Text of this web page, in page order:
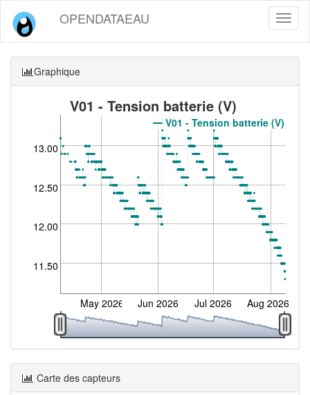
OPENDATAEAU
Graphique
V01 - Tension batterie (V)
V01 - Tension batterie (V)
11.50
12.00
12.50
13.00
May 2026 Jun 2026 Jul 2026 Aug 2026
Carte des capteurs